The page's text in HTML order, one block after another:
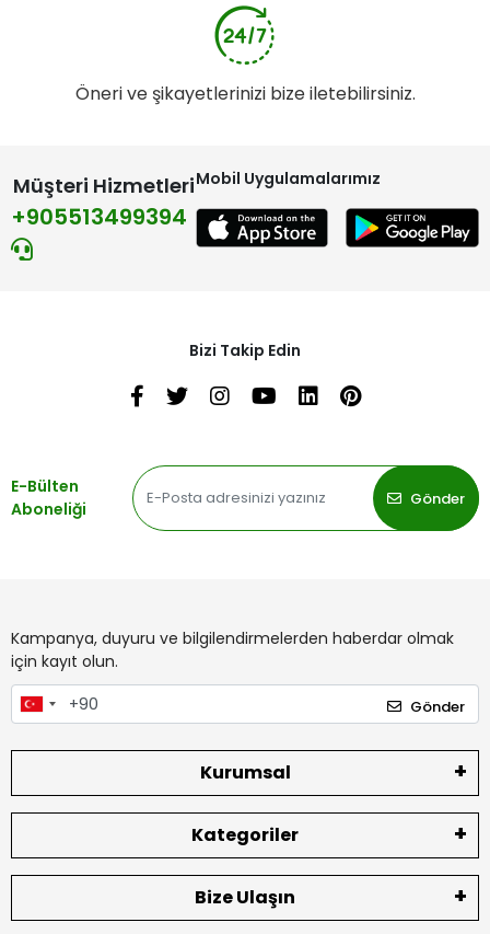
Öneri ve şikayetlerinizi bize iletebilirsiniz.
Müşteri Hizmetleri
+905513499394
Mobil Uygulamalarımız
Bizi Takip Edin
E-Bülten
Aboneliği
Gönder
Kampanya, duyuru ve bilgilendirmelerden haberdar olmak
için kayıt olun.
Gönder
Kurumsal
Kategoriler
Bize Ulaşın